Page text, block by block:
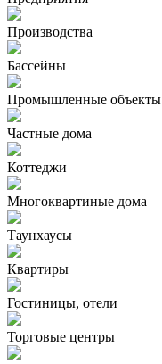
Производства
Бассейны
Промышленные объекты
Частные дома
Коттеджи
Многоквартиные дома
Таунхаусы
Квартиры
Гостиницы, отели
Торговые центры